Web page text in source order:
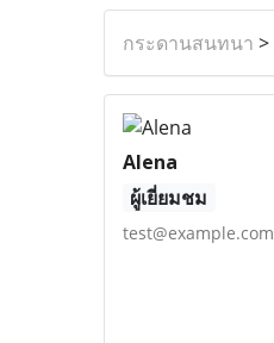
กระดานสนทนา >
Alena
ผู้เยี่ยมชม
test@example.com